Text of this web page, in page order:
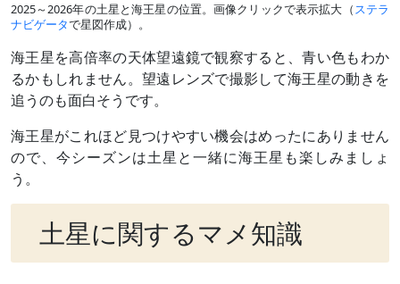
2025～2026年の土星と海王星の位置。画像クリックで表示拡大（ステラ
ナビゲータで星図作成）。
海王星を高倍率の天体望遠鏡で観察すると、青い色もわか
るかもしれません。望遠レンズで撮影して海王星の動きを
追うのも面白そうです。
海王星がこれほど見つけやすい機会はめったにありません
ので、今シーズンは土星と一緒に海王星も楽しみましょ
う。
土星に関するマメ知識